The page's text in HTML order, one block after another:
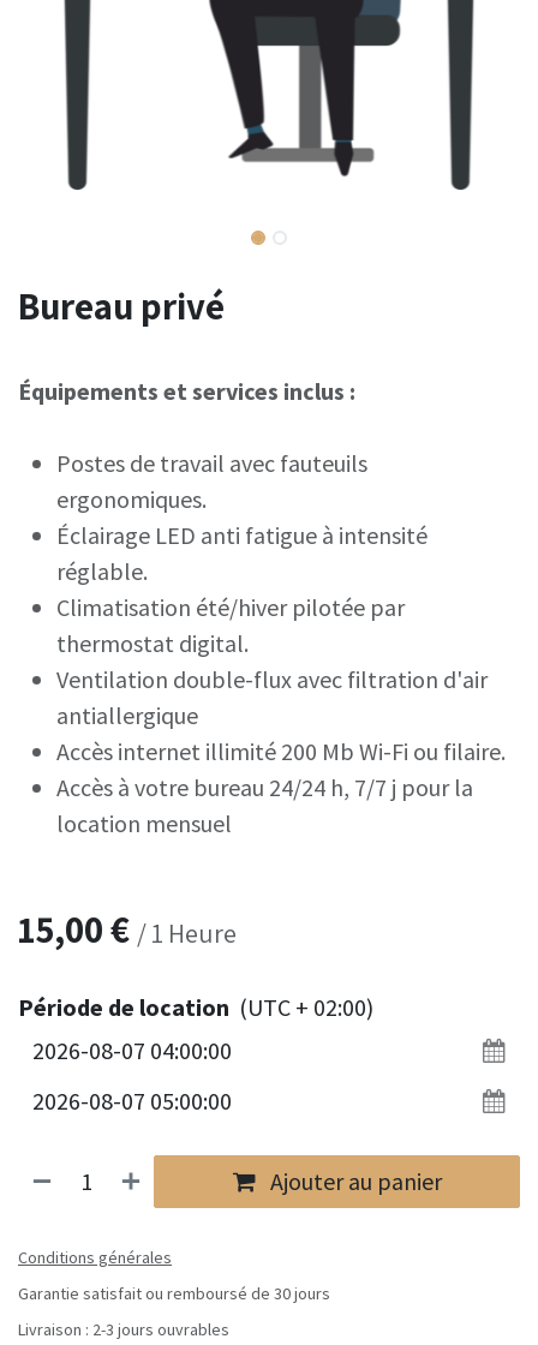
Bureau privé
Équipements et services inclus :
Postes de travail avec fauteuils
ergonomiques.
Éclairage LED anti fatigue à intensité
réglable.
Climatisation été/hiver pilotée par
thermostat digital.
Ventilation double-flux avec filtration d'air
antiallergique
Accès internet illimité 200 Mb Wi-Fi ou filaire.
Accès à votre bureau 24/24 h, 7/7 j pour la
location mensuel
15,00€ /1 Heure
Période de location (UTC + 02:00)
Ajouter au panier
Conditions générales
Garantie satisfait ou remboursé de 30 jours
Livraison : 2-3 jours ouvrables